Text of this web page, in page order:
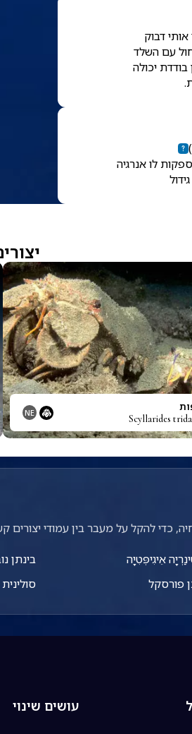
דבוק
עם השלד
יכולה
)
לו אנרגיה
Scyllarides
NE
כדי להקל על מעבר בין עמודי יצורים
אֵיגִיפְּטִיָה
פורסקל
בינתן
עושים שינוי